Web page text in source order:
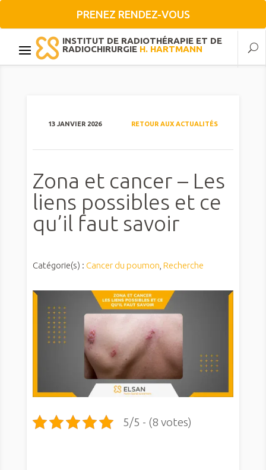
PRENEZ RENDEZ-VOUS
INSTITUT DE RADIOTHÉRAPIE ET DE
RADIOCHIRURGIE H. HARTMANN
13 JANVIER 2026 RETOUR AUX ACTUALITÉS
Zona et cancer – Les
liens possibles et ce
qu’il faut savoir
Catégorie(s) : Cancer du poumon Recherche
5/5 - (8 votes)